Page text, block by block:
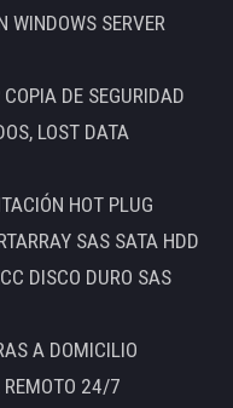
WINDOWS SERVER
DE SEGURIDAD
LOST DATA
HOT PLUG
SAS SATA HDD
DISCO DURO SAS
A DOMICILIO
REMOTO 24/7